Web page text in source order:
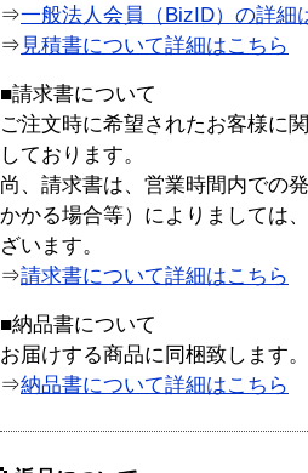
⇒一般法人会員（BizID）の詳細
⇒ 見積書について詳細はこちら
■請求書について
ご注文時に希望されたお客様に
しております。
尚、請求書は、営業時間内での
かかる場合等）によりましては
ざいます。
⇒請求書について詳細はこちら
■納品書について
お届けする商品に同梱致します。
⇒納品書について詳細はこちら